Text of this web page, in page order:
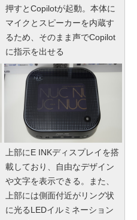
押すとCopilotが起動。本体に
マイクとスピーカーを内蔵す
るため、そのまま声でCopilot
に指示を出せる
上部にE INKディスプレイを搭
載しており、自由なデザイン
や文字を表示できる。また、
上部には側面付近がリング状
に光るLEDイルミネーション